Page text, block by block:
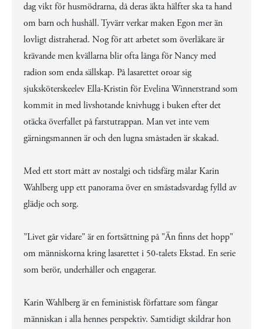
dag vikt för husmödrarna, då deras äkta hälfter ska ta hand
om barn och hushåll. Tyvärr verkar maken Egon mer än
lovligt distraherad. Nog för att arbetet som överläkare är
krävande men kvällarna blir ofta långa för Nancy med
radion som enda sällskap. På lasarettet oroar sig
sjuksköterskeelev Ella-Kristin för Evelina Winnerstrand som
kommit in med livshotande knivhugg i buken efter det
otäcka överfallet på farstutrappan. Man vet inte vem
gärningsmannen är och den lugna småstaden är skakad.
Med ett stort mått av nostalgi och tidsfärg målar Karin
Wahlberg upp ett panorama över en småstadsvardag fylld av
glädje och sorg.
”Livet går vidare" är en fortsättning på "Än finns det hopp"
om människorna kring lasarettet i 50-talets Ekstad. En serie
som berör, underhåller och engagerar.
Karin Wahlberg är en feministisk författare som fångar
människan i alla hennes perspektiv. Samtidigt skildrar hon